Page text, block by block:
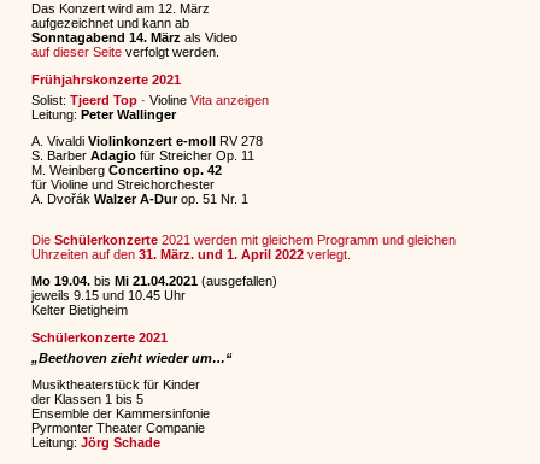
Das Konzert wird am 12. März
aufgezeichnet und kann ab
Sonntagabend 14. März als Video
auf dieser Seite verfolgt werden.
Frühjahrskonzerte 2021
Solist:Tjeerd Top · ViolineVita anzeigen
Leitung:Peter Wallinger
A. VivaldiViolinkonzert e-mollRV 278
S. BarberAdagiofür Streicher Op. 11
M. Weinberg Concertino op. 42
für Violine und Streichorchester
A. Dvořák Walzer A-Durop. 51 Nr. 1
DieSchülerkonzerte 2021 werden mit gleichem Programm und gleichen
Uhrzeiten auf den31. März. und 1. April 2022 verlegt.
Mo 19.04. bis Mi 21.04.2021 (ausgefallen)
jeweils 9.15 und 10.45 Uhr
Kelter Bietigheim
Schülerkonzerte 2021
„Beethoven zieht wieder um…“
Musiktheaterstück für Kinder
der Klassen 1 bis 5
Ensemble der Kammersinfonie
Pyrmonter Theater Companie
Leitung:Jörg Schade